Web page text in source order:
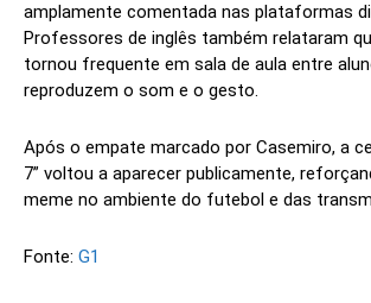
amplamente comentada nas plataformas
Professores de inglês também relataram
tornou frequente em sala de aula entre
reproduzem o som e o gesto.
Após o empate marcado por Casemiro, a
7” voltou a aparecer publicamente,
meme no ambiente do futebol e das
Fonte: G1